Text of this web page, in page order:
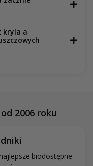
kryla a
2006 roku
biodostępne